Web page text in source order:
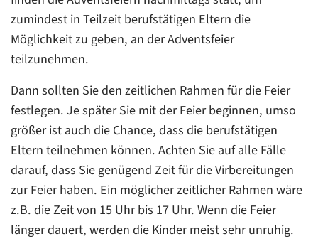
zumindest in Teilzeit berufstätigen Eltern die
Möglichkeit zu geben, an der Adventsfeier
teilzunehmen.
Dann sollten Sie den zeitlichen Rahmen für die Feier
festlegen. Je später Sie mit der Feier beginnen, umso
größer ist auch die Chance, dass die berufstätigen
Eltern teilnehmen können. Achten Sie auf alle Fälle
darauf, dass Sie genügend Zeit für die Virbereitungen
zur Feier haben. Ein möglicher zeitlicher Rahmen wäre
z.B. die Zeit von 15 Uhr bis 17 Uhr. Wenn die Feier
länger dauert, werden die Kinder meist sehr unruhig.